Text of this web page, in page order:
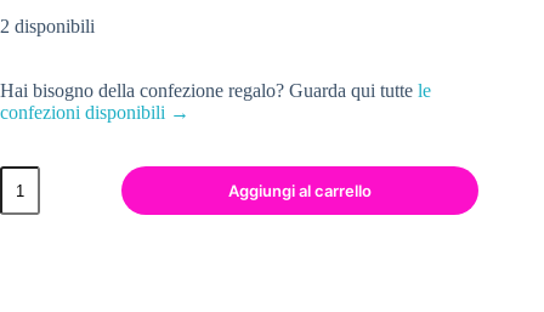
2 disponibili
Hai bisogno della confezione regalo? Guarda qui tutte le
confezioni disponibili →
Aggiungi al carrello